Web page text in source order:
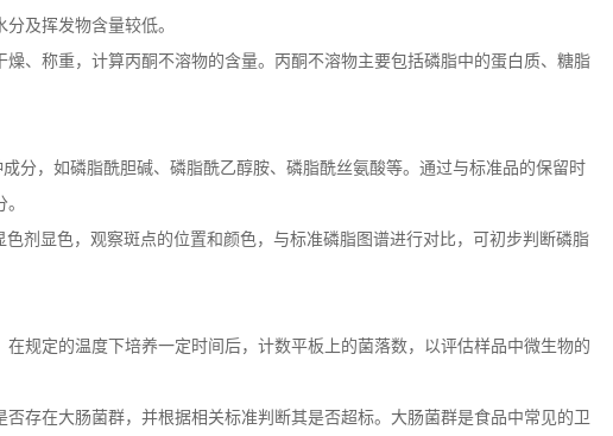
及挥发物含量较低。
、称重，计算丙酮不溶物的含量。丙酮不溶物主要包括磷脂中的蛋白质、糖脂
分，如磷脂酰胆碱、磷脂酰乙醇胺、磷脂酰丝氨酸等。通过与标准品的保留时
剂显色，观察斑点的位置和颜色，与标准磷脂图谱进行对比，可初步判断磷脂
规定的温度下培养一定时间后，计数平板上的菌落数，以评估样品中微生物的
存在大肠菌群，并根据相关标准判断其是否超标。大肠菌群是食品中常见的卫